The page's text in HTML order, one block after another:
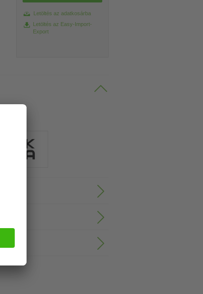
Letöltés az adatkosárba
Letöltés az Easy-Import-
Export